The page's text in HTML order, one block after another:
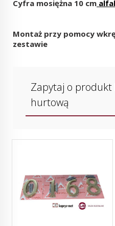
Cyfra mosiężna 10 cm
Montaż przy pomocy
zestawie
Zapytaj o
hurtową